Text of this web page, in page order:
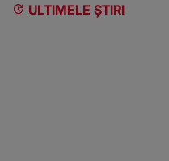
ULTIMELE ȘTIRI